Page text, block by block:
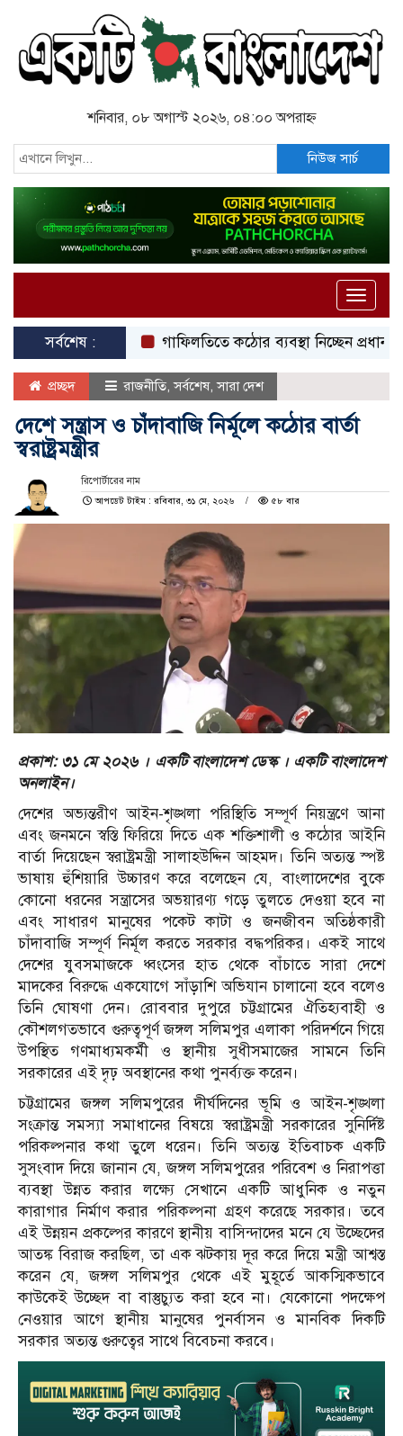
শনিবার, ০৮ অগাস্ট ২০২৬, ০৪:০০ অপরাহ্ন
নিউজ সার্চ
Toggle
সর্বশেষ :
গাফিলতিতে কঠোর ব্যবস্থা নিচ্ছেন প্রধানমন্ত্রী:
প্রচ্ছদ রাজনীতি,সর্বশেষ,সারা দেশ
দেশে সন্ত্রাস ও চাঁদাবাজি নির্মূলে কঠোর বার্তা
স্বরাষ্ট্রমন্ত্রীর
রিপোর্টারের নাম
আপডেট টাইম : রবিবার, ৩১ মে, ২০২৬
৫৮ বার
প্রকাশ: ৩১ মে ২০২৬ । একটি বাংলাদেশ ডেস্ক । একটি বাংলাদেশ
অনলাইন।
দেশের অভ্যন্তরীণ আইন-শৃঙ্খলা পরিস্থিতি সম্পূর্ণ নিয়ন্ত্রণে আনা
এবং জনমনে স্বস্তি ফিরিয়ে দিতে এক শক্তিশালী ও কঠোর আইনি
বার্তা দিয়েছেন স্বরাষ্ট্রমন্ত্রী সালাহউদ্দিন আহমদ। তিনি অত্যন্ত স্পষ্ট
ভাষায় হুঁশিয়ারি উচ্চারণ করে বলেছেন যে, বাংলাদেশের বুকে
কোনো ধরনের সন্ত্রাসের অভয়ারণ্য গড়ে তুলতে দেওয়া হবে না
এবং সাধারণ মানুষের পকেট কাটা ও জনজীবন অতিষ্ঠকারী
চাঁদাবাজি সম্পূর্ণ নির্মূল করতে সরকার বদ্ধপরিকর। একই সাথে
দেশের যুবসমাজকে ধ্বংসের হাত থেকে বাঁচাতে সারা দেশে
মাদকের বিরুদ্ধে একযোগে সাঁড়াশি অভিযান চালানো হবে বলেও
তিনি ঘোষণা দেন। রোববার দুপুরে চট্টগ্রামের ঐতিহ্যবাহী ও
কৌশলগতভাবে গুরুত্বপূর্ণ জঙ্গল সলিমপুর এলাকা পরিদর্শনে গিয়ে
উপস্থিত গণমাধ্যমকর্মী ও স্থানীয় সুধীসমাজের সামনে তিনি
সরকারের এই দৃঢ় অবস্থানের কথা পুনর্ব্যক্ত করেন।
চট্টগ্রামের জঙ্গল সলিমপুরের দীর্ঘদিনের ভূমি ও আইন-শৃঙ্খলা
সংক্রান্ত সমস্যা সমাধানের বিষয়ে স্বরাষ্ট্রমন্ত্রী সরকারের সুনির্দিষ্ট
পরিকল্পনার কথা তুলে ধরেন। তিনি অত্যন্ত ইতিবাচক একটি
সুসংবাদ দিয়ে জানান যে, জঙ্গল সলিমপুরের পরিবেশ ও নিরাপত্তা
ব্যবস্থা উন্নত করার লক্ষ্যে সেখানে একটি আধুনিক ও নতুন
কারাগার নির্মাণ করার পরিকল্পনা গ্রহণ করেছে সরকার। তবে
এই উন্নয়ন প্রকল্পের কারণে স্থানীয় বাসিন্দাদের মনে যে উচ্ছেদের
আতঙ্ক বিরাজ করছিল, তা এক ঝটকায় দূর করে দিয়ে মন্ত্রী আশ্বস্ত
করেন যে, জঙ্গল সলিমপুর থেকে এই মুহূর্তে আকস্মিকভাবে
কাউকেই উচ্ছেদ বা বাস্তুচ্যুত করা হবে না। যেকোনো পদক্ষেপ
নেওয়ার আগে স্থানীয় মানুষের পুনর্বাসন ও মানবিক দিকটি
সরকার অত্যন্ত গুরুত্বের সাথে বিবেচনা করবে।